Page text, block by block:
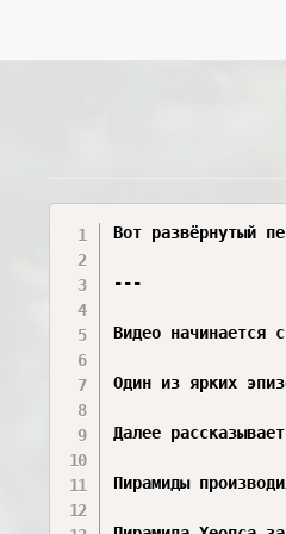
Вот развёрнутый пересказ видео — можно копировать:

---

Видео начинается с короткой рекламы дивана от «Бока Рум», где подчёркивается сочетание уникального дизайна и современных технологий. После этого повествование переходит к истории пирамид и их восприятию разными эпохами и личностями.

Один из ярких эпизодов — прибытие Наполеона Бонапарта в Египет и его встреча с пирамидами Гизы. Для Наполеона пирамиды становятся символом вечности, который словно превосходит его собственные военные достижения. Под впечатлением от увиденного он произносит перед сражением речь, в которой упоминает «сорок веков истории», глядя на эти монументальные сооружения.

Далее рассказывается об арабском халифе, который решил вскрыть пирамиду Хеопса в надежде найти сокровища. Рабочие пробили тоннель, но внутри обнаружили лишь пыль. Чтобы расплатиться с рабочими, визирь пошёл на хитрость и подбросил в пирамиду кувшин с золотыми монетами. Следствием этого вмешательства стала дыра в пирамиде, через которую сегодня внутрь попадают туристы. Также упоминается, что белая облицовка пирамиды Хеопса впоследствии была использована для строительства мечети.

Пирамиды производили сильное впечатление и на древних греков: они поражались их древности. В частности, Геродот, живший в V веке до н. э., упоминал пирамиды, которые, по предположениям, были построены ещё в XXVII веке до н. э. Древние греки и римляне много размышляли о происхождении и назначении этих гигантских построек.

Пирамида Хеопса занимала место в античном списке семи чудес света и остаётся единственным чудом из этого списка, сохранившимся до наших дней. Согласно официальной версии, которую в том числе отразил Геродот, пирамиды служили усыпальницами фараонов. При этом есть нюанс: Хеопс, по ряду предположений, не был похоронен в своей пирамиде — считается, что он опасался мести со стороны рабов. В целом в пирамидах редко находят целые мумии: чаще встречаются лишь отдельные фрагменты.

Современные исследования склоняются к тому, что пирамиды возводили вольнонаёмные рабочие, а не рабы, как часто думают. Вокруг пирамид археологи обнаружили храмовые комплексы и погребальные тексты, которые помогают лучше понять религиозный и культурный контекст строительства.

Строительство пирамиды Хеопса заняло около 20 лет. Фараон лично давал указания архитектору и хотел превзойти достижения своего отца. Перед архитектором стояли сложные инженерные задачи, которые приходилось решать с помощью доступных на тот момент средств. Египтяне использовали молотки, зубила, верёвки и камни; шлифовка каменных блоков требовала огромных усилий и времени.

Размеры пирамиды Хеопса впечатляют: её высота составляла 146 метров, а площадь основания — 230 на 230 метров. Пирамида сложена примерно из 1,5 миллиона каменных блоков, средняя масса каждого — 2,5 тонны. Внутренняя погребальная камера собрана из гранитных блоков, вес отдельных из них достигает 30 тонн.

Особое внимание в видео уделяется логистике и организации строительства. Пирамида идеально сориентирована по сторонам света. Каждая из её сторон разделена пополам и слегка вогнута внутрь — это решение повышало устойчивость конструкции. Облицовка из белых плит известняка делала грани пирамиды гладкими. Плиты тщательно шлифовали и плотно подгоняли друг к другу. На вершине пирамиды устанавливали позолоченное навершие — пирамидион. Кирпичи (каменные блоки) имели разную длину, что облегчало их подгонку.

При этом производство было чётко рассчитано даже без использования компьютеров: применялось